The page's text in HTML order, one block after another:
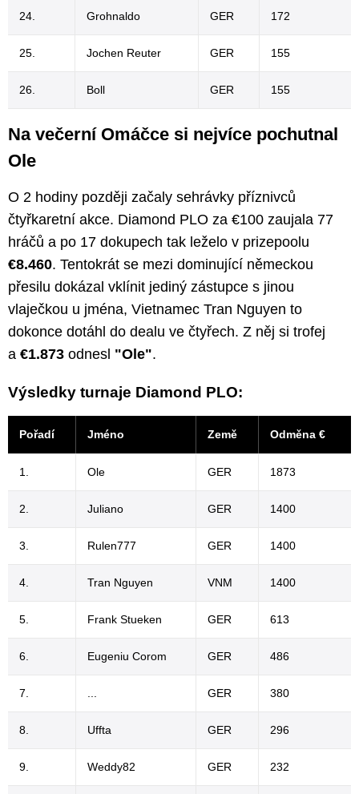
24. Grohnaldo GER 172
25. Jochen Reuter GER 155
26. Boll GER 155
Na večerní Omáčce si nejvíce pochutnal
Ole
O 2 hodiny později začaly sehrávky příznivců
čtyřkaretní akce. Diamond PLO za €100 zaujala 77
hráčů a po 17 dokupech tak leželo v prizepoolu
€8.460. Tentokrát se mezi dominující německou
přesilu dokázal vklínit jediný zástupce s jinou
vlaječkou u jména, Vietnamec Tran Nguyen to
dokonce dotáhl do dealu ve čtyřech. Z něj si trofej
a €1.873 odnesl "Ole".
Výsledky turnaje Diamond PLO:
Pořadí Jméno Země Odměna €
1. Ole GER 1873
2. Juliano GER 1400
3. Rulen777 GER 1400
4. Tran Nguyen VNM 1400
5. Frank Stueken GER 613
6. Eugeniu Corom GER 486
7. ... GER 380
8. Uffta GER 296
9. Weddy82 GER 232